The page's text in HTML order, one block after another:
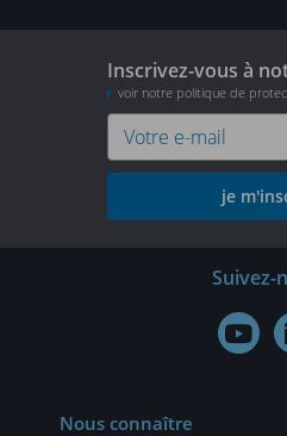
Inscrivez-vous à
voir notre politique de
je
Suivez-

Nous connaître